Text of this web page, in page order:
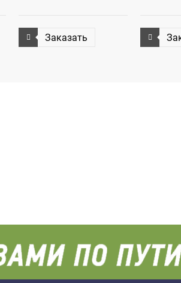
Заказать